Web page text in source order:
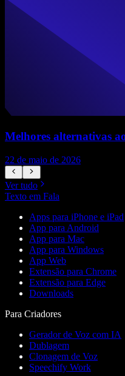
Melhores alternativas
22 de maio de 2026
Ver tudo
Texto em Fala
Apps para iPhone e iPad
App para Android
App para Mac
App para Windows
App Web
Extensão para Chrome
Extensão para Edge
Downloads
Para Criadores
Gerador de Voz com IA
Dublagem
Clonagem de Voz
Speechify Work